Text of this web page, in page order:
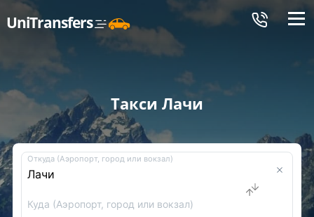
UniTransfers Меню
Такси Лачи
Откуда (Аэропорт, город или вокзал)
Куда (Аэропорт, город или вокзал)